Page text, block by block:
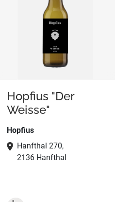
Hopfius "Der
Weisse"
Hopfius
Hanfthal 270,
2136 Hanfthal